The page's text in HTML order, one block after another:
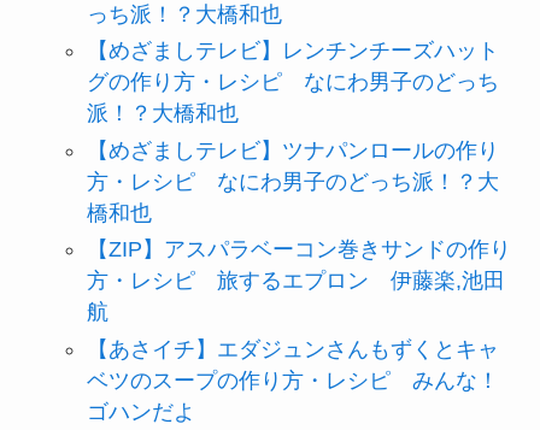
っち派！？大橋和也
【めざましテレビ】レンチンチーズハット
グの作り方・レシピ なにわ男子のどっち
派！？大橋和也
【めざましテレビ】ツナパンロールの作り
方・レシピ なにわ男子のどっち派！？大
橋和也
【ZIP】アスパラベーコン巻きサンドの作り
方・レシピ 旅するエプロン 伊藤楽,池田
航
【あさイチ】エダジュンさんもずくとキャ
ベツのスープの作り方・レシピ みんな！
ゴハンだよ